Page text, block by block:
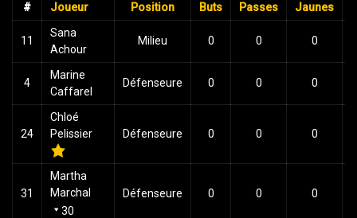
# Joueur Position Buts Passes Jaunes
11
Sana
Achour
Milieu 0 0 0
4
Marine
Caffarel
Défenseure 0 0 0
24
Chloé
Pelissier
Défenseure 0 0 0
31
Martha
Marchal
30
Défenseure 0 0 0